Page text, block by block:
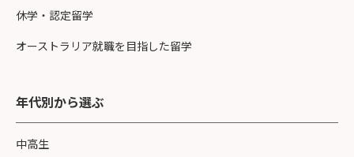
休学・認定留学
オーストラリア就職を目指した留学
年代別から選ぶ
中高生